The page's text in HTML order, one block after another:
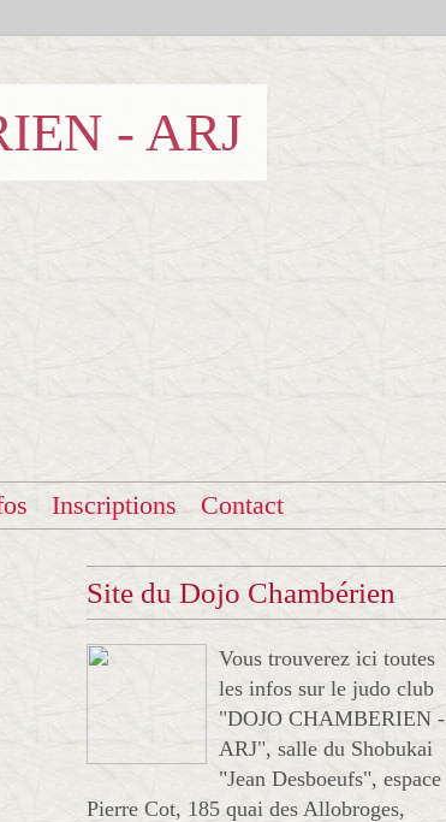
- ARJ
Inscriptions Contact
Site du Dojo Chambérien
Vous trouverez ici toutes
les infos sur le judo club
"DOJO CHAMBERIEN -
ARJ", salle du Shobukai
"Jean Desboeufs", espace
Pierre Cot, 185 quai des Allobroges,